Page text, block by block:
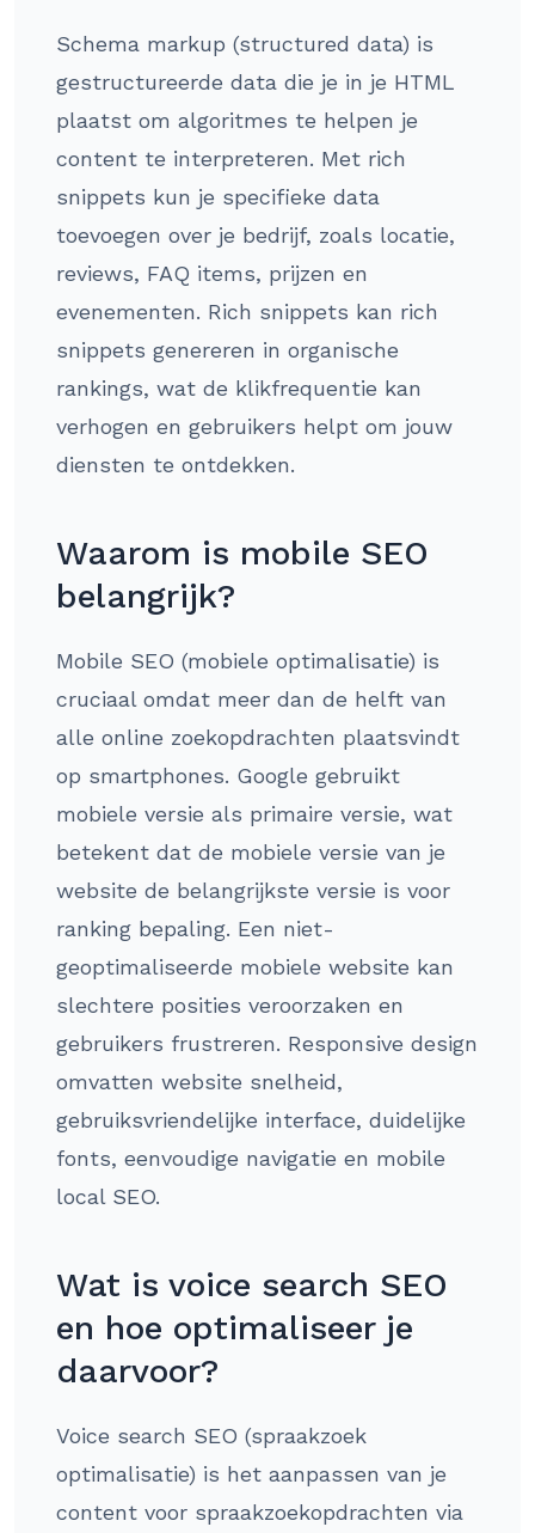
Schema markup (structured data) is
gestructureerde data die je in je HTML
plaatst om algoritmes te helpen je
content te interpreteren. Met rich
snippets kun je specifieke data
toevoegen over je bedrijf, zoals locatie,
reviews, FAQ items, prijzen en
evenementen. Rich snippets kan rich
snippets genereren in organische
rankings, wat de klikfrequentie kan
verhogen en gebruikers helpt om jouw
diensten te ontdekken.
Waarom is mobile SEO
belangrijk?
Mobile SEO (mobiele optimalisatie) is
cruciaal omdat meer dan de helft van
alle online zoekopdrachten plaatsvindt
op smartphones. Google gebruikt
mobiele versie als primaire versie, wat
betekent dat de mobiele versie van je
website de belangrijkste versie is voor
ranking bepaling. Een niet-
geoptimaliseerde mobiele website kan
slechtere posities veroorzaken en
gebruikers frustreren. Responsive design
omvatten website snelheid,
gebruiksvriendelijke interface, duidelijke
fonts, eenvoudige navigatie en mobile
local SEO.
Wat is voice search SEO
en hoe optimaliseer je
daarvoor?
Voice search SEO (spraakzoek
optimalisatie) is het aanpassen van je
content voor spraakzoekopdrachten via